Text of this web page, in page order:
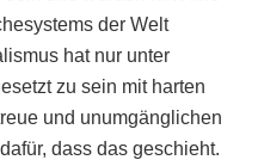
der Welt
hat nur unter
zu sein mit harten
und unumgänglichen
dass das geschieht.